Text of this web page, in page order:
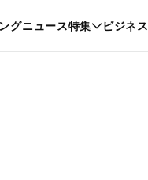
グニュース特集 ビジネス
ポーツ ヘルスケア 美容